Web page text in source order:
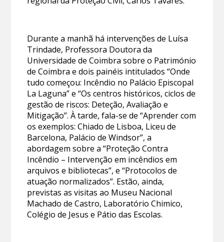
Durante a manhã há intervenções de Luísa
Trindade, Professora Doutora da
Universidade de Coimbra sobre o Património
de Coimbra e dois painéis intitulados “Onde
tudo começou: Incêndio no Palácio Episcopal
La Laguna” e “Os centros históricos, ciclos de
gestão de riscos: Deteção, Avaliação e
Mitigação”. À tarde, fala-se de “Aprender com
os exemplos: Chiado de Lisboa, Liceu de
Barcelona, Palácio de Windsor”, a
abordagem sobre a “Proteção Contra
Incêndio – Intervenção em incêndios em
arquivos e bibliotecas”, e “Protocolos de
atuação normalizados”. Estão, ainda,
previstas as visitas ao Museu Nacional
Machado de Castro, Laboratório Chimico,
Colégio de Jesus e Pátio das Escolas.